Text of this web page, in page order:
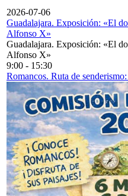
2026-07-06
Guadalajara. Exposición: «El
Alfonso X»
Guadalajara. Exposición: «El
Alfonso X»
9:00 - 15:30
Romancos. Ruta de